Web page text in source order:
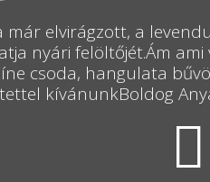
elvirágzott, a
nyári felöltőjét.Ám
csoda, hangulata
kívánunkBoldog
